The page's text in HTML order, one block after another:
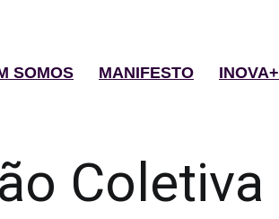
SOMOS MANIFESTO INOVA+
Coletiva